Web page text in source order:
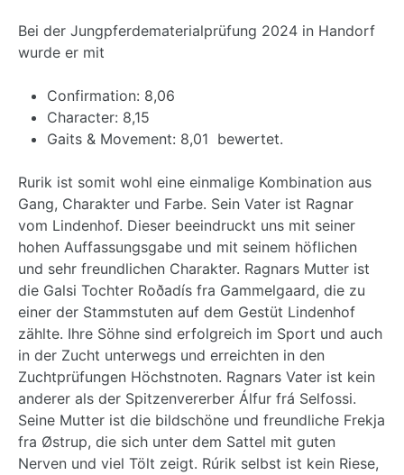
Bei der Jungpferdematerialprüfung 2024 in Handorf
wurde er mit
Confirmation: 8,06
Character: 8,15
Gaits & Movement: 8,01 bewertet.
Rurik ist somit wohl eine einmalige Kombination aus
Gang, Charakter und Farbe. Sein Vater ist Ragnar
vom Lindenhof. Dieser beeindruckt uns mit seiner
hohen Auffassungsgabe und mit seinem höflichen
und sehr freundlichen Charakter. Ragnars Mutter ist
die Galsi Tochter Roðadís fra Gammelgaard, die zu
einer der Stammstuten auf dem Gestüt Lindenhof
zählte. Ihre Söhne sind erfolgreich im Sport und auch
in der Zucht unterwegs und erreichten in den
Zuchtprüfungen Höchstnoten. Ragnars Vater ist kein
anderer als der Spitzenvererber Álfur frá Selfossi.
Seine Mutter ist die bildschöne und freundliche Frekja
fra Østrup, die sich unter dem Sattel mit guten
Nerven und viel Tölt zeigt. Rúrik selbst ist kein Riese,